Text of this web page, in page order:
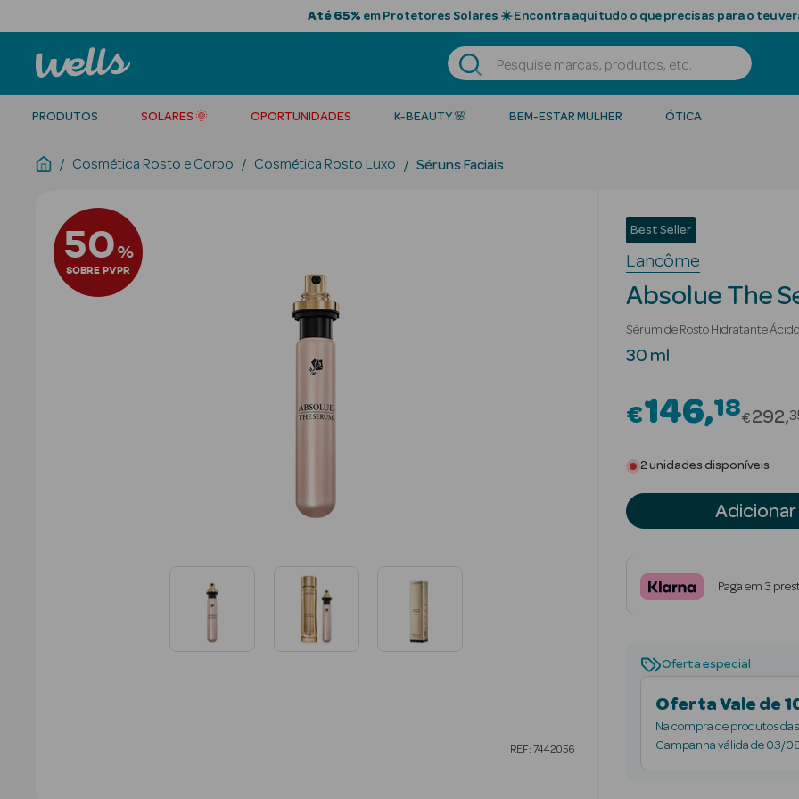
Até 65% em Protetores Solares ☀️ Encontra aqui tudo o que precisas para o teu
PRODUTOS SOLARES 🌞 OPORTUNIDADES K-BEAUTY 🌸 BEM-ESTAR MULHER ÓTICA
Cosmética Rosto e Corpo Cosmética Rosto Luxo Séruns Faciais
50%
SOBRE PVPR
REF: 7442056
Best Seller
Lancôme
Absolue The
Sérum de Rosto Hidratante
30 ml
€146 18Price
€292
2 unidades disponíveis
Adicionar
Paga em 3
Oferta especial
Oferta Vale de
Na compra de produtos
Lauren, Mugler, Yves Saint
Campanha válida de 03/